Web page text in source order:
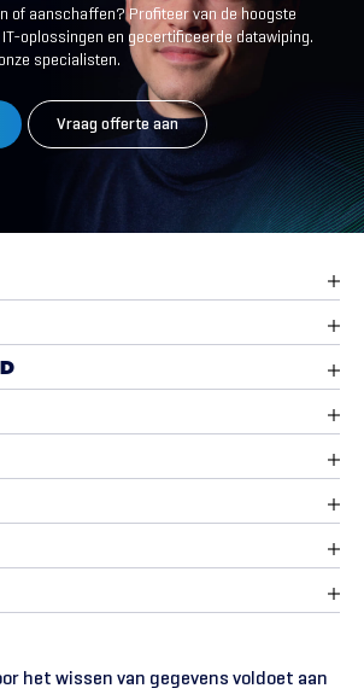
of aanschaffen? Profiteer van de hoogste
oplossingen en gecertificeerde datawiping.
specialisten.
Vraag offerte aan
het wissen van gegevens voldoet aan